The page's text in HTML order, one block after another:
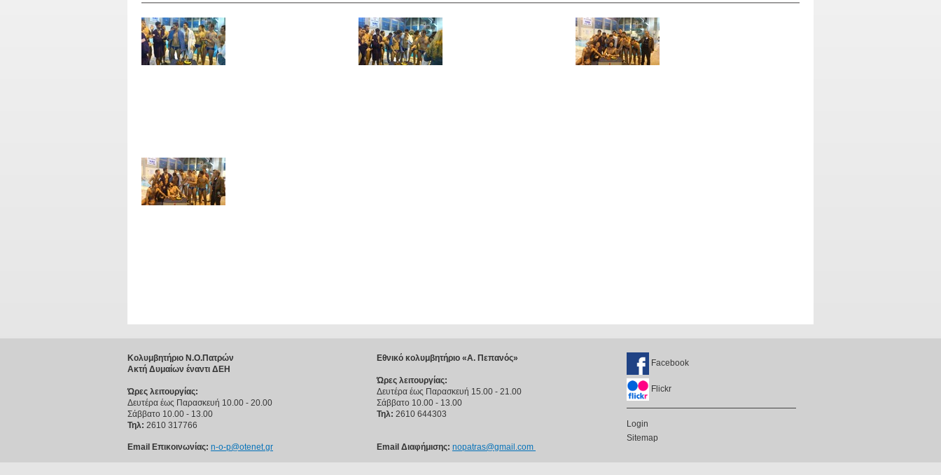
Κολυμβητήριο Ν.Ο.Πατρών
Ακτή Δυμαίων έναντι ΔΕΗ
Ώρες λειτουργίας:
Δευτέρα έως Παρασκευή 10.00 - 20.00
Σάββατο 10.00 - 13.00
Τηλ: 2610 317766
Email Επικοινωνίας: n-o-p@otenet.gr
Εθνικό κολυμβητήριο «Α. Πεπανός»
Ώρες λειτουργίας:
Δευτέρα έως Παρασκευή 15.00 - 21.00
Σάββατο 10.00 - 13.00
Τηλ: 2610 644303
Email Διαφήμισης: nopatras@gmail.com
Facebook
Flickr
Login
Sitemap